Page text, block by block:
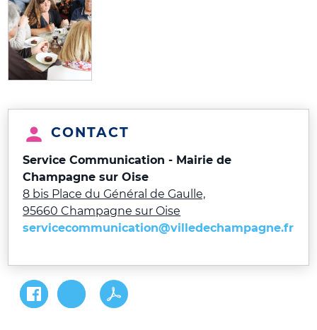
CONTACT
Service Communication - Mairie de
Champagne sur Oise
8 bis Place du Général de Gaulle,
95660 Champagne sur Oise
servicecommunication@villedechampagne.fr